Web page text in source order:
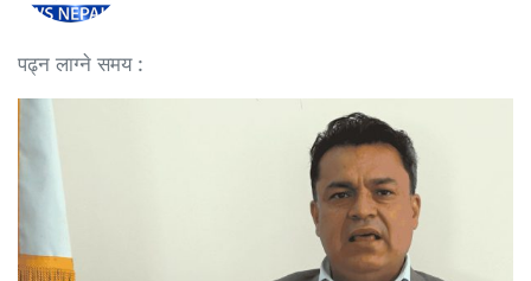
पढ्न लाग्ने समय :